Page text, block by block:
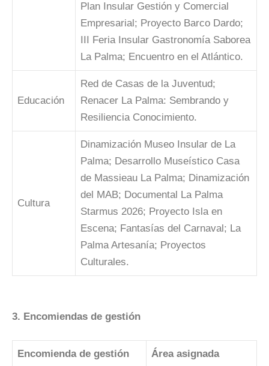
Plan Insular Gestión y Comercial
Empresarial; Proyecto Barco Dardo;
III Feria Insular Gastronomía Saborea
La Palma; Encuentro en el Atlántico.
Educación
Red de Casas de la Juventud;
Renacer La Palma: Sembrando y
Resiliencia Conocimiento.
Cultura
Dinamización Museo Insular de La
Palma; Desarrollo Museístico Casa
de Massieau La Palma; Dinamización
del MAB; Documental La Palma
Starmus 2026; Proyecto Isla en
Escena; Fantasías del Carnaval; La
Palma Artesanía; Proyectos
Culturales.
3. Encomiendas de gestión
Encomienda de gestión Área asignada